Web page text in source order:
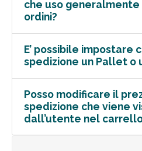
che uso
ordini?
E’ possibile impostare
spedizione un Pallet o
Posso modificare il
spedizione che viene
dall’utente nel